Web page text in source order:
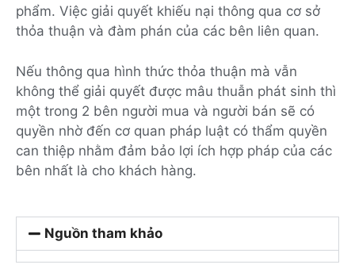
phẩm. Việc giải quyết khiếu nại thông qua cơ sở
thỏa thuận và đàm phán của các bên liên quan.
Nếu thông qua hình thức thỏa thuận mà vẫn
không thể giải quyết được mâu thuẫn phát sinh thì
một trong 2 bên người mua và người bán sẽ có
quyền nhờ đến cơ quan pháp luật có thẩm quyền
can thiệp nhằm đảm bảo lợi ích hợp pháp của các
bên nhất là cho khách hàng.
Nguồn tham khảo